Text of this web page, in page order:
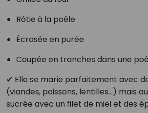
Rôtie à la poêle
Écrasée en purée
Coupée en tranches dans une
✔ Elle se marie parfaitement avec
(viandes, poissons, lentilles…) mais
sucrée avec un filet de miel et des